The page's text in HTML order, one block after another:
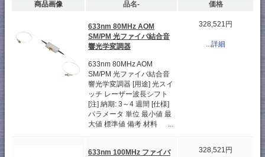
商品画像 品名- 価格
633nm 80MHz AOM
SM/PM 光ファイバ結合音
響光学変調器
633nm 80MHz AOM
SM/PM 光ファイバ結合音
響光学変調器 [用途] 光スイ
ッチ レーザー波長シフト
[注] 納期: 3～4 週間 [仕様]
パラメータ 単位 最小値 最
大値 標準値 備考 材料 ...
328,521円
...詳細
633nm 100MHz ファイバ
328,521円